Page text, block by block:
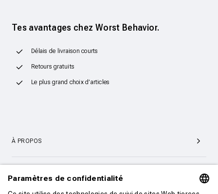
Tes avantages chez Worst Behavior.
Délais de livraison courts
Retours gratuits
Le plus grand choix d’articles
À PROPOS